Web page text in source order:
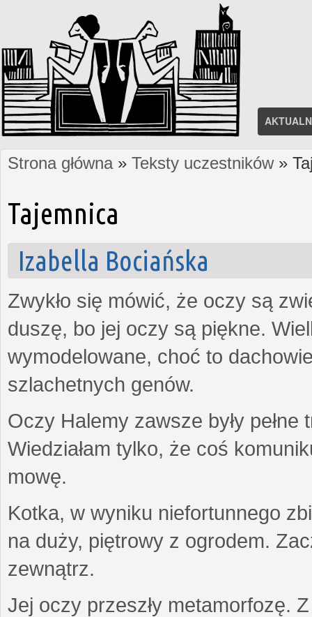
Jesteś tutaj
Strona główna» Teksty uczestników»
Tajemnica
Izabella Bociańska
Zwykło się mówić, że oczy są
duszę, bo jej oczy są piękne.
wymodelowane, choć to
szlachetnych genów.
Oczy Halemy zawsze były
Wiedziałam tylko, że coś
mowę.
Kotka, w wyniku niefortunnego
na duży, piętrowy z ogrodem.
zewnątrz.
Jej oczy przeszły metamorfozę.